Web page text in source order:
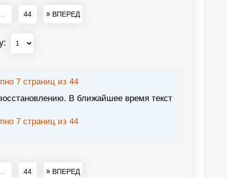
44 ВПЕРЕД
7 страниц из 44
В ближайшее время текст
7 страниц из 44
44 ВПЕРЕД